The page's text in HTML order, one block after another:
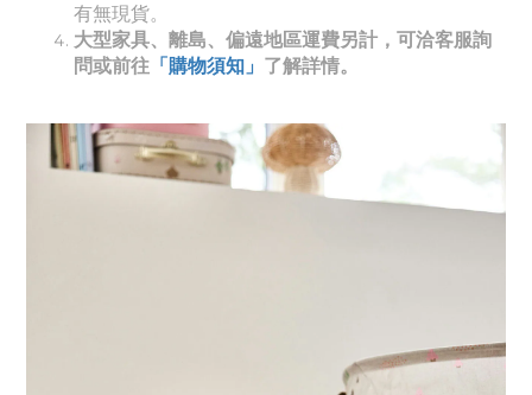
有無現貨。
大型家具、離島、偏遠地區運費另計，可洽客服詢
問或前往 「購物須知」 了解詳情。